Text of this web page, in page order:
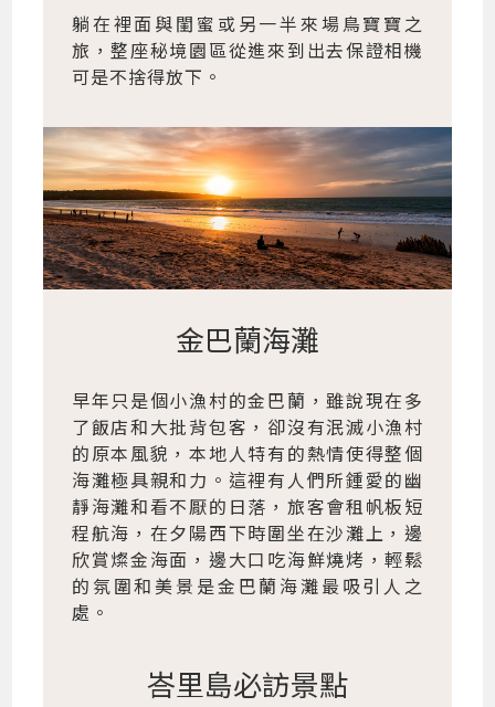
躺在裡面與閨蜜或另一半來場鳥寶寶之
旅，整座秘境園區從進來到出去保證相機
可是不捨得放下。
金巴蘭海灘
早年只是個小漁村的金巴蘭，雖說現在多
了飯店和大批背包客，卻沒有泯滅小漁村
的原本風貌，本地人特有的熱情使得整個
海灘極具親和力。這裡有人們所鍾愛的幽
靜海灘和看不厭的日落，旅客會租帆板短
程航海，在夕陽西下時圍坐在沙灘上，邊
欣賞燦金海面，邊大口吃海鮮燒烤，輕鬆
的氛圍和美景是金巴蘭海灘最吸引人之
處。
峇里島必訪景點